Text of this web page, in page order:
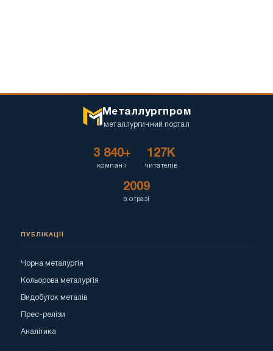
Металлургпром
металлургичний портал
3 840+
компанії
127K
читателів
2009
в отразі
ПУБЛІКАЦІЇ
Чорна металургія
Кольорова металургія
Видобуток металів
Прес-релізи
Аналітика